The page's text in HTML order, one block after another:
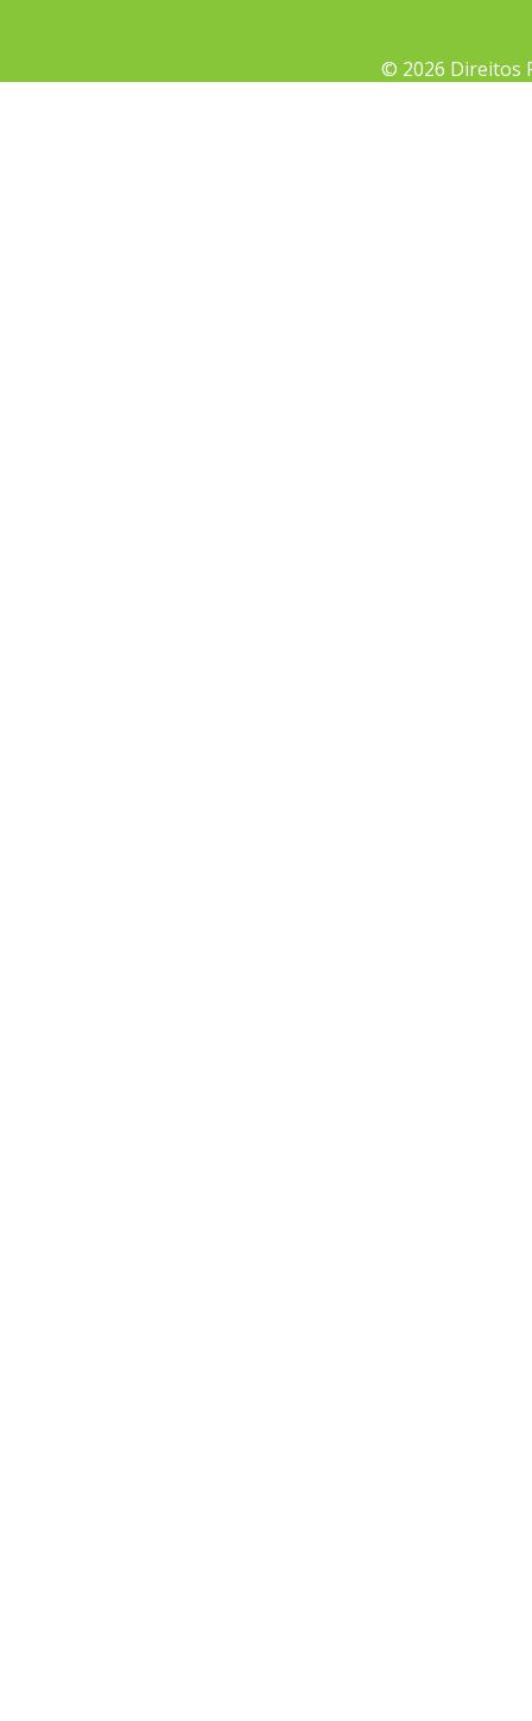
© 2026 Direitos